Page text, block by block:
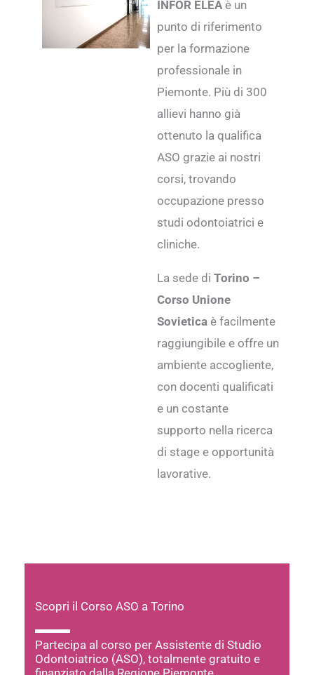
INFOR ELEA è un
punto di riferimento
per la formazione
professionale in
Piemonte. Più di 300
allievi hanno già
ottenuto la qualifica
ASO grazie ai nostri
corsi, trovando
occupazione presso
studi odontoiatrici e
cliniche.
La sede di Torino –
Corso Unione
Sovietica è facilmente
raggiungibile e offre un
ambiente accogliente,
con docenti qualificati
e un costante
supporto nella ricerca
di stage e opportunità
lavorative.
Scopri il Corso ASO a Torino
Partecipa al corso per Assistente di Studio
Odontoiatrico (ASO), totalmente gratuito e